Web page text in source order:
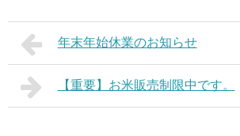
年末年始休業のお知らせ
【重要】お米販売制限中です。